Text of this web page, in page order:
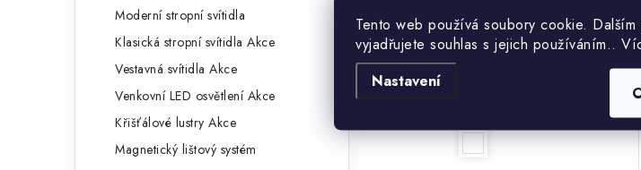
Tento web používá soubory cookie.
vyjadřujete souhlas s jejich používáním..
Nastavení
Moderní stropní svítidla
Klasická stropní svítidla Akce
Vestavná svítidla Akce
Venkovní LED osvětlení Akce
Křišťálové lustry Akce
Magnetický lištový systém